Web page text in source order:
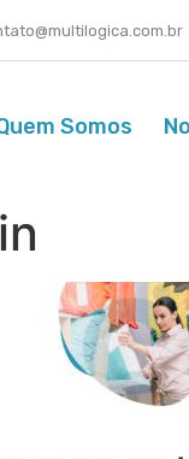
Somos